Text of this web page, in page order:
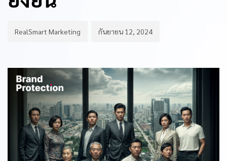
RealSmart Marketing กันยายน 12, 2024